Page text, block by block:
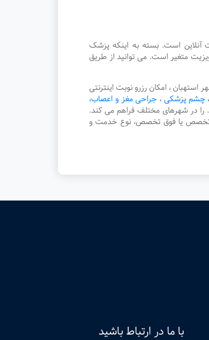
است. بسته به اینکه پزشک
متغیر است. می توانید از طریق
، امکان رزرو نوبت اینترنتی
، چشم پزشکی ، جراحی مغز و اعصاب،
را در شهرهای مختلف فراهم می کند.
تخصص یا فوق تخصص، نوع خدمت و
با ما در ارتباط باشید